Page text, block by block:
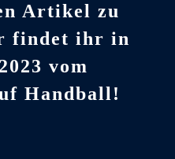
Artikel zu
findet ihr in
vom
Handball!